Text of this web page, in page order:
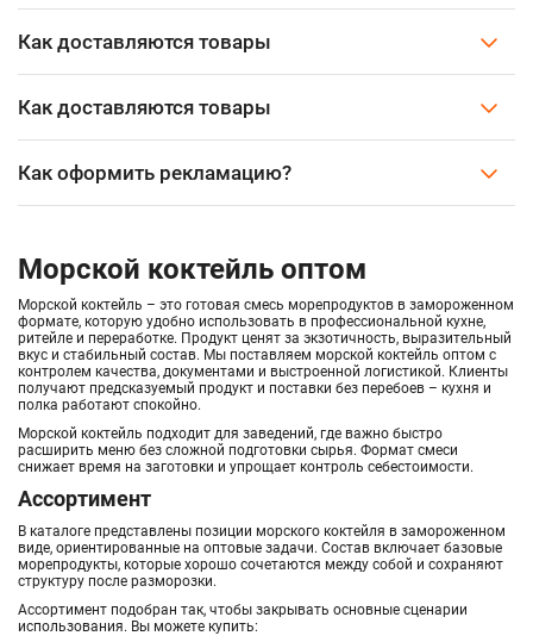
Как доставляются товары
Как доставляются товары
Как оформить рекламацию?
Морской коктейль оптом
Морской коктейль – это готовая смесь морепродуктов в замороженном
формате, которую удобно использовать в профессиональной кухне,
ритейле и переработке. Продукт ценят за экзотичность, выразительный
вкус и стабильный состав. Мы поставляем морской коктейль оптом с
контролем качества, документами и выстроенной логистикой. Клиенты
получают предсказуемый продукт и поставки без перебоев – кухня и
полка работают спокойно.
Морской коктейль подходит для заведений, где важно быстро
расширить меню без сложной подготовки сырья. Формат смеси
снижает время на заготовки и упрощает контроль себестоимости.
Ассортимент
В каталоге представлены позиции морского коктейля в замороженном
виде, ориентированные на оптовые задачи. Состав включает базовые
морепродукты, которые хорошо сочетаются между собой и сохраняют
структуру после разморозки.
Ассортимент подобран так, чтобы закрывать основные сценарии
использования. Вы можете купить: